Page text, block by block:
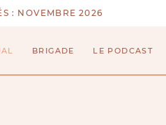
: NOVEMBRE 2026
BRIGADE LE PODCAST